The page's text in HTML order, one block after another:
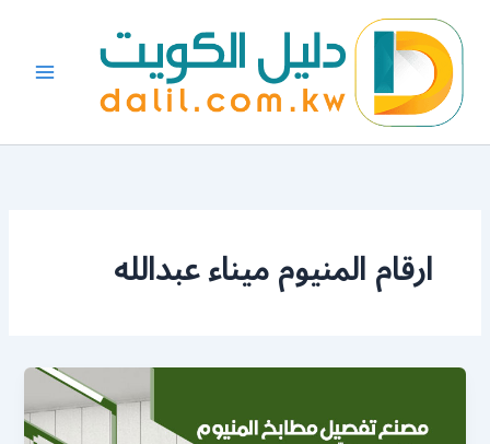
المحتوى
ارقام المنيوم ميناء عبدالله